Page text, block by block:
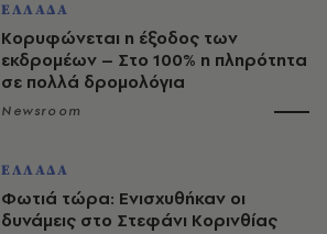
ΕΛΛΑΔΑ
Κορυφώνεται η έξοδος των
εκδρομέων – Στο 100% η πληρότητα
σε πολλά δρομολόγια
Newsroom
ΕΛΛΑΔΑ
Φωτιά τώρα: Ενισχυθήκαν οι
δυνάμεις στο Στεφάνι Κορινθίας